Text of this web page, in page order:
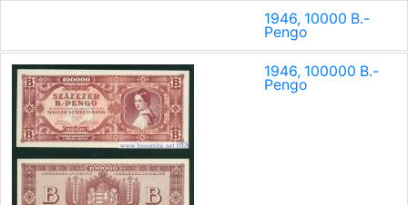
1946, 10000 B.-
Pengo
1946, 100000 B.-
Pengo